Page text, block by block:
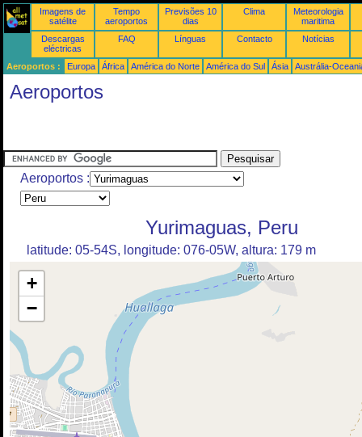
Imagens de
satélite
Tempo
aeroportos
Previsões 10
dias
Clima
Meteorologia
maritima
Descargas
eléctricas
FAQ Línguas Contacto Notícias
Aeroportos : Europa África América do Norte América do Sul Ásia Austrália-
Aeroportos
Aeroportos :
Yurimaguas, Peru
latitude: 05-54S, longitude: 076-05W, altura: 179 m
+
−